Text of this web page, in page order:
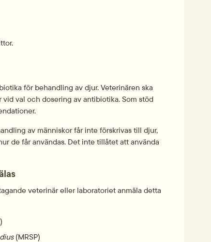
för behandling av djur. Veterinären ska
val och dosering av antibiotika. Som stöd
av människor får inte förskrivas till djur,
de får användas. Det inte tillåtet att använda
veterinär eller laboratoriet anmäla detta
(MRSP)